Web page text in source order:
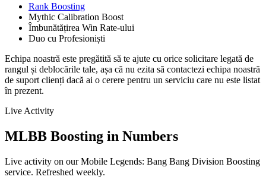
Rank Boosting
Mythic Calibration Boost
Îmbunătățirea Win Rate-ului
Duo cu Profesioniști
Echipa noastră este pregătită să te ajute cu orice solicitare legată de
rangul și deblocările tale, așa că nu ezita să contactezi echipa noastră
de suport clienți dacă ai o cerere pentru un serviciu care nu este listat
în prezent.
Live Activity
MLBB Boosting in Numbers
Live activity on our Mobile Legends: Bang Bang Division Boosting
service. Refreshed weekly.